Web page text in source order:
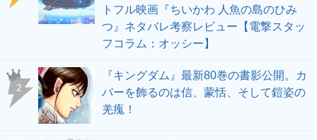
トフル映画『ちいかわ 人魚の島のひみ
つ』ネタバレ考察レビュー【電撃スタッ
フコラム：オッシー】
2
『キングダム』最新80巻の書影公開。カ
バーを飾るのは信、蒙恬、そして鎧姿の
羌瘣！